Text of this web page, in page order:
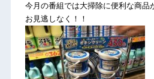
今月の番組では大掃除に便利な商品
お見逃しなく！！